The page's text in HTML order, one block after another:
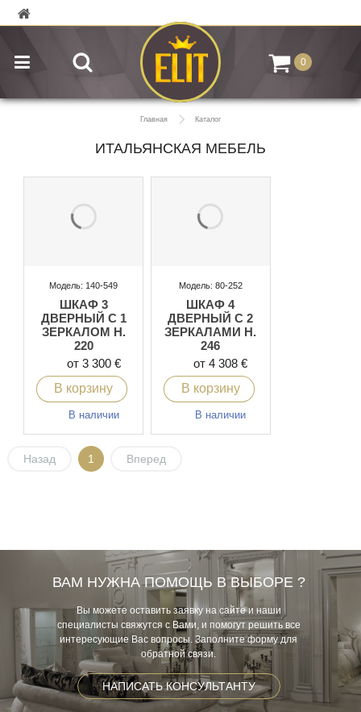
0
Главная Каталог
ИТАЛЬЯНСКАЯ МЕБЕЛЬ
Модель: 140-549
ШКАФ 3
ДВЕРНЫЙ С 1
ЗЕРКАЛОМ H.
220
от 3 300 €
В корзину
В наличии
Модель: 80-252
ШКАФ 4
ДВЕРНЫЙ С 2
ЗЕРКАЛАМИ H.
246
от 4 308 €
В корзину
В наличии
Назад 1 Вперед
ВАМ НУЖНА ПОМОЩЬ В ВЫБОРЕ ?
Вы можете оставить заявку на сайте и наши
специалисты свяжутся с Вами, и помогут решить все
интересующие Вас вопросы. Заполните форму для
обратной связи.
НАПИСАТЬ КОНСУЛЬТАНТУ